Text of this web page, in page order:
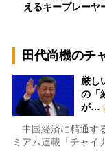
えるキープレー
田代尚機のチ
厳し
の「
が…
中国経済に精通す
ミアム連載「チャイ